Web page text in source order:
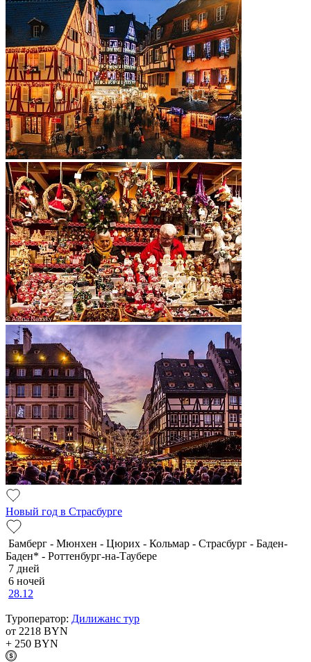
Новый год в Страсбурге
Бамберг - Мюнхен - Цюрих - Кольмар - Страсбург - Баден-
Баден* - Роттенбург-на-Таубере
7 дней
6 ночей
28.12
Туроператор: Дилижанс тур
от 2218 BYN
+ 250 BYN